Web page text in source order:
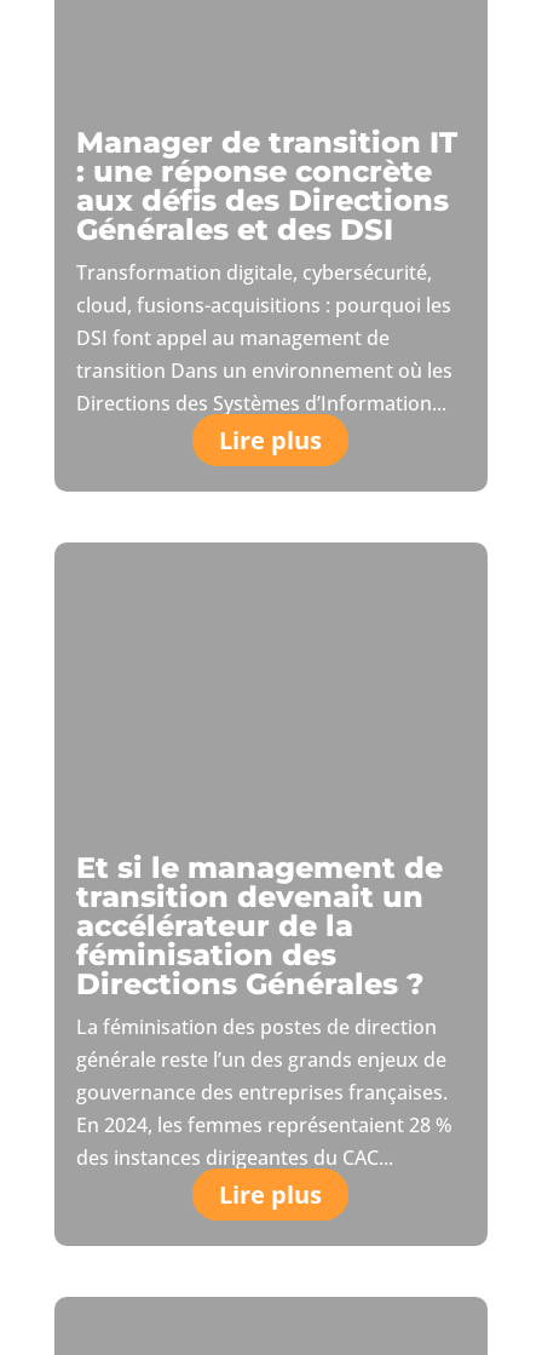
Manager de transition IT
: une réponse concrète
aux défis des Directions
Générales et des DSI
Transformation digitale, cybersécurité,
cloud, fusions-acquisitions : pourquoi les
DSI font appel au management de
transition Dans un environnement où les
Directions des Systèmes d’Information...
Lire plus
Et si le management de
transition devenait un
accélérateur de la
féminisation des
Directions Générales ?
La féminisation des postes de direction
générale reste l’un des grands enjeux de
gouvernance des entreprises françaises.
En 2024, les femmes représentaient 28 %
des instances dirigeantes du CAC...
Lire plus